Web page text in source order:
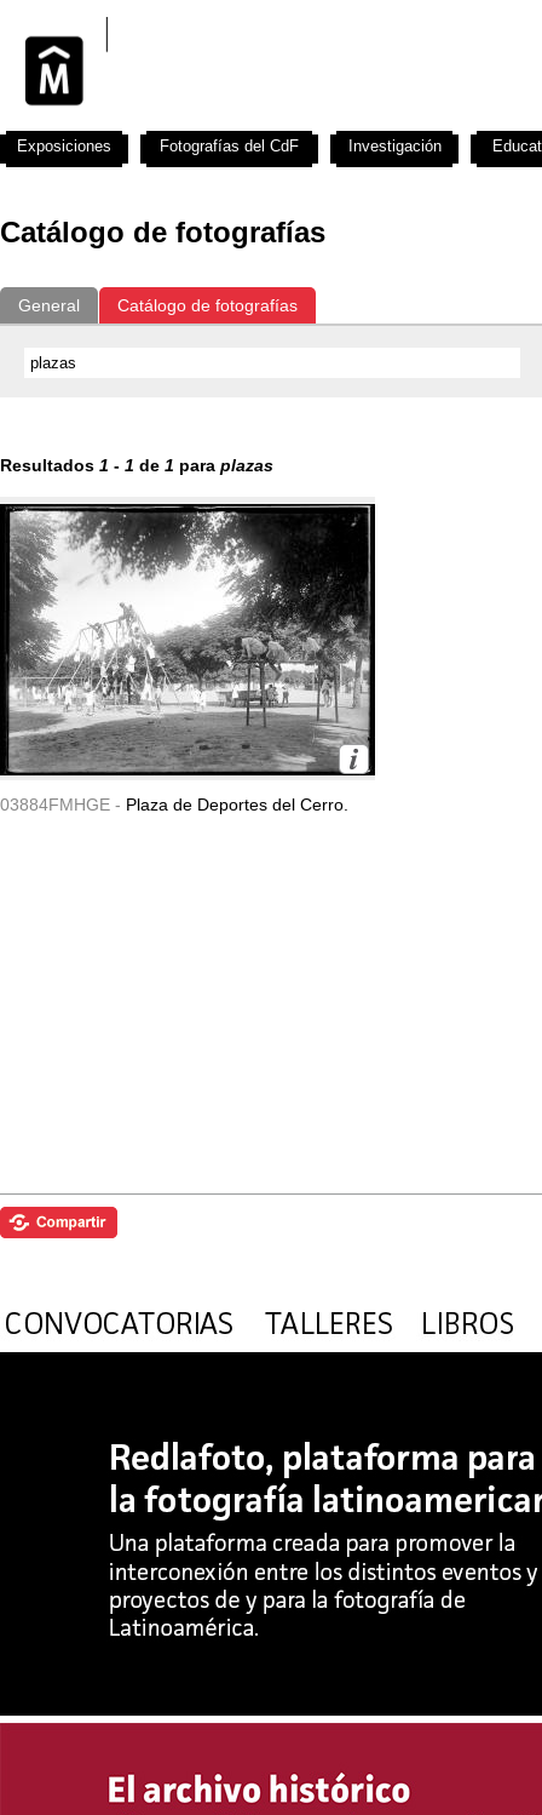
Catálogo de fotografías
General Catálogo de fotografías
Resultados 1 - 1 de 1 para plazas
03884FMHGE - Plaza de Deportes del Cerro.
Exposiciones Fotografías del CdF Investigación